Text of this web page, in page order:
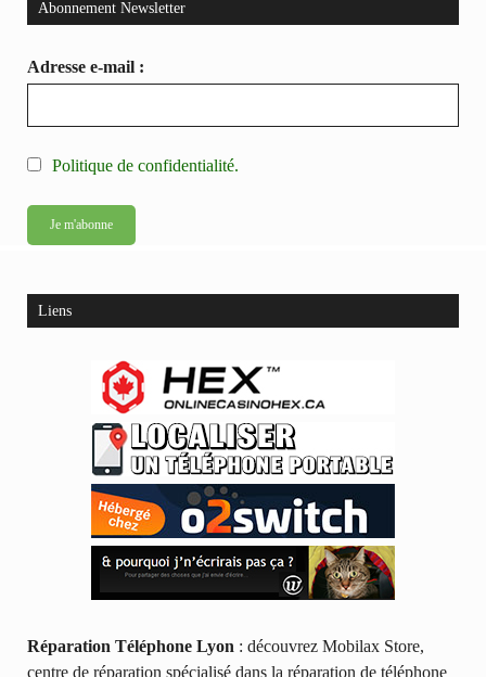
Abonnement Newsletter
Adresse e-mail :
Politique de confidentialité.
Liens
Réparation Téléphone Lyon : découvrez Mobilax Store,
centre de réparation spécialisé dans la réparation de téléphone